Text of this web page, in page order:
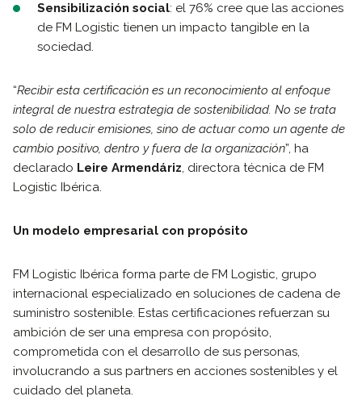
Sensibilización social: el 76% cree que las acciones
de FM Logistic tienen un impacto tangible en la
sociedad.
“Recibir esta certificación es un reconocimiento al enfoque
integral de nuestra estrategia de sostenibilidad. No se trata
solo de reducir emisiones, sino de actuar como un agente de
cambio positivo, dentro y fuera de la organización”, ha
declarado Leire Armendáriz, directora técnica de FM
Logistic Ibérica.
Un modelo empresarial con propósito
FM Logistic Ibérica forma parte de FM Logistic, grupo
internacional especializado en soluciones de cadena de
suministro sostenible. Estas certificaciones refuerzan su
ambición de ser una empresa con propósito,
comprometida con el desarrollo de sus personas,
involucrando a sus partners en acciones sostenibles y el
cuidado del planeta.